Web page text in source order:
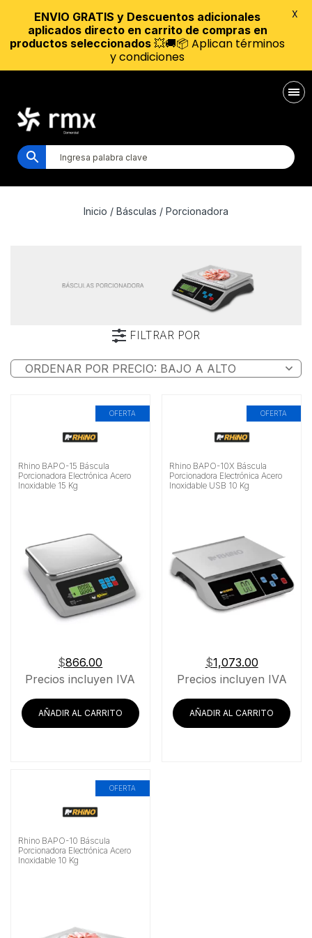
Inicio / Básculas / Porcionadora
FILTRAR POR
Marca
OFERTA
Rhino BAPO-15 Báscula
Porcionadora Electrónica Acero
Inoxidable 15 Kg
$866.00
Precios incluyen IVA
AÑADIR AL CARRITO
OFERTA
Rhino BAPO-10X Báscula
Porcionadora Electrónica Acero
Inoxidable USB 10 Kg
$1,073.00
Precios incluyen IVA
AÑADIR AL CARRITO
OFERTA
Rhino BAPO-10 Báscula
Porcionadora Electrónica Acero
Inoxidable 10 Kg
ENVIO GRATIS y Descuentos adicionales
aplicados directo en carrito de compras en
productos seleccionados 💥🚚📦 Aplican términos
y condiciones
X